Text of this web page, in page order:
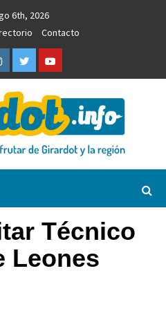
6th, 2026
Contacto
TwitterYoutube
Técnico
Leones